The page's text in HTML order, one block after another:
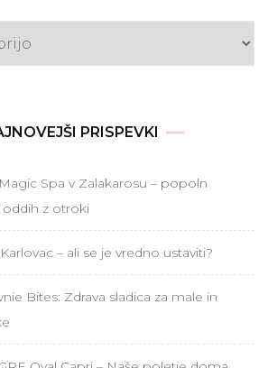
PRISPEVKI
Spa v Zalakarosu – popoln
oddih z otroki
– ali se je vredno ustaviti?
Bites: Zdrava sladica za male in